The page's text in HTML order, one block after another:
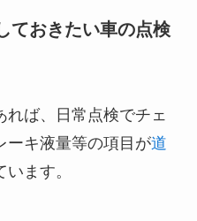
ておきたい車の点検
れば、日常点検でチェ
ーキ液量等の項目が道
ます。